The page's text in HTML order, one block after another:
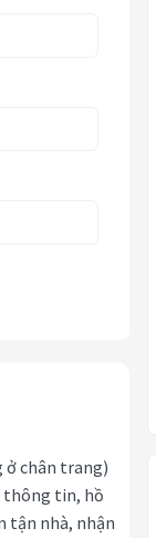
ở chân trang)
thông tin, hồ
tận nhà, nhận